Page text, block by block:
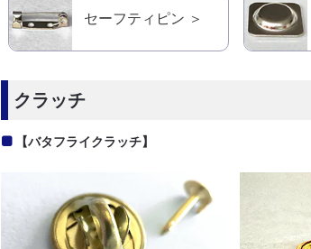
セーフティピン ＞
クラッチ
【バタフライクラッチ】